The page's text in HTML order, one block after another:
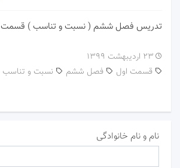
تدریس فصل ششم ( نسبت و تناسب ) قسمت
۲۳ اردیبهشت ۱۳۹۹
فصل ششم
قسمت اول نسبت و تناسب
نام و نام خانوادگی